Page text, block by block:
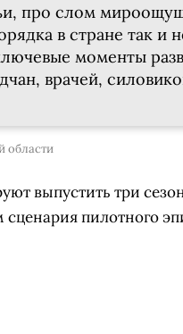
про слом
в стране так и
моменты
врачей,
области
выпустить три
пилотного